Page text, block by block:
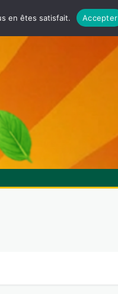
en êtes satisfait. Accepter